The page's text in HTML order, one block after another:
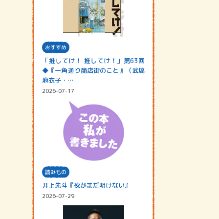
おすすめ
「推してけ！ 推してけ！」第63回
◆『一角通り商店街のこと』（武塙
麻衣子・…
2026-07-17
読みもの
井上先斗『夜がまだ明けない』
2026-07-29